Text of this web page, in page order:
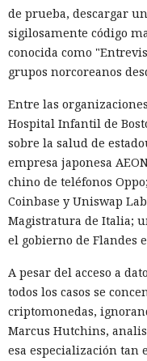
de prueba, descargar
sigilosamente código
conocida como
grupos norcoreanos
Entre las
Hospital Infantil de
sobre la salud de
empresa japonesa
chino de teléfonos
Coinbase y Uniswap
Magistratura de Italia;
el gobierno de Flandes
A pesar del acceso a
todos los casos se
criptomonedas,
Marcus Hutchins,
esa especialización tan